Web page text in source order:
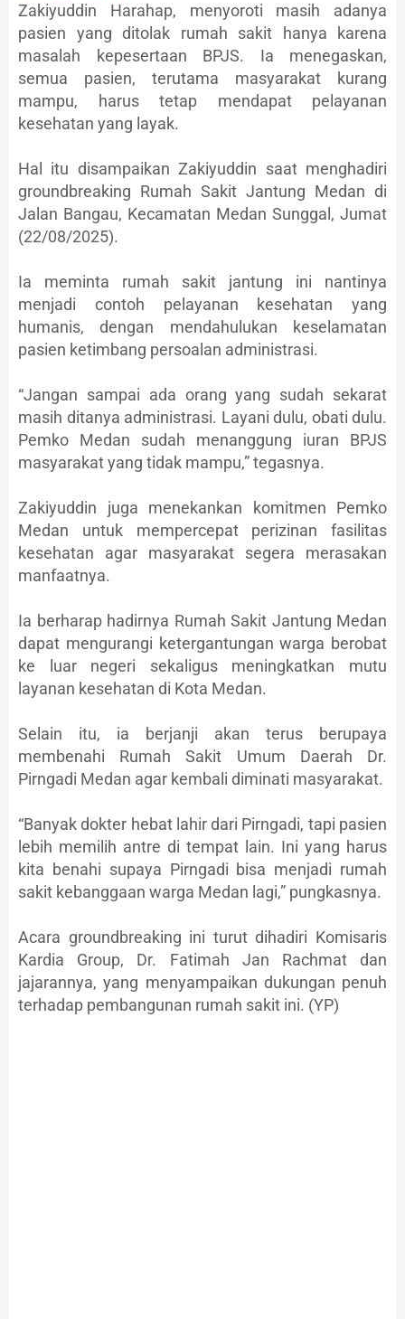
Zakiyuddin Harahap, menyoroti masih adanya
pasien yang ditolak rumah sakit hanya karena
masalah kepesertaan BPJS. Ia menegaskan,
semua pasien, terutama masyarakat kurang
mampu, harus tetap mendapat pelayanan
kesehatan yang layak.
Hal itu disampaikan Zakiyuddin saat menghadiri
groundbreaking Rumah Sakit Jantung Medan di
Jalan Bangau, Kecamatan Medan Sunggal, Jumat
(22/08/2025).
Ia meminta rumah sakit jantung ini nantinya
menjadi contoh pelayanan kesehatan yang
humanis, dengan mendahulukan keselamatan
pasien ketimbang persoalan administrasi.
“Jangan sampai ada orang yang sudah sekarat
masih ditanya administrasi. Layani dulu, obati dulu.
Pemko Medan sudah menanggung iuran BPJS
masyarakat yang tidak mampu,” tegasnya.
Zakiyuddin juga menekankan komitmen Pemko
Medan untuk mempercepat perizinan fasilitas
kesehatan agar masyarakat segera merasakan
manfaatnya.
Ia berharap hadirnya Rumah Sakit Jantung Medan
dapat mengurangi ketergantungan warga berobat
ke luar negeri sekaligus meningkatkan mutu
layanan kesehatan di Kota Medan.
Selain itu, ia berjanji akan terus berupaya
membenahi Rumah Sakit Umum Daerah Dr.
Pirngadi Medan agar kembali diminati masyarakat.
“Banyak dokter hebat lahir dari Pirngadi, tapi pasien
lebih memilih antre di tempat lain. Ini yang harus
kita benahi supaya Pirngadi bisa menjadi rumah
sakit kebanggaan warga Medan lagi,” pungkasnya.
Acara groundbreaking ini turut dihadiri Komisaris
Kardia Group, Dr. Fatimah Jan Rachmat dan
jajarannya, yang menyampaikan dukungan penuh
terhadap pembangunan rumah sakit ini. (YP)